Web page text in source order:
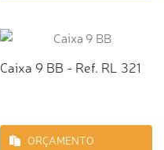
Caixa 9 BB - Ref. RL 321
ORÇAMENTO